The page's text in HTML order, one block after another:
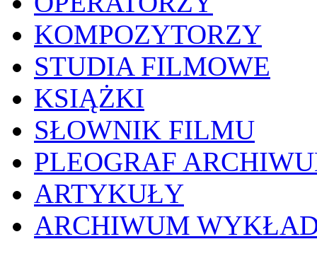
KOMPOZYTORZY
STUDIA FILMOWE
KSIĄŻKI
SŁOWNIK FILMU
PLEOGRAF
ARTYKUŁY
ARCHIWUM